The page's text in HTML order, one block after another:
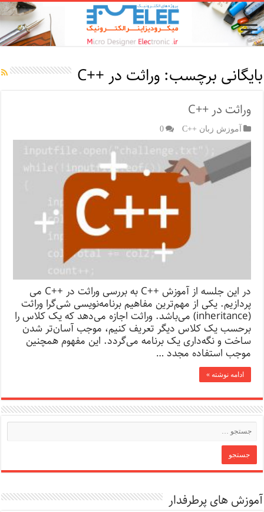
بایگانی برچسب:وراثت در ++C
وراثت در ++C
آموزش زبان ++C 0
در این جلسه از آموزش ++C به بررسی وراثت در ++C می
پردازیم. یکی از مهم‌ترین مفاهیم برنامه‌نویسی شی‌گرا وراثت
(inheritance) می‌باشد. وراثت اجازه می‌دهد که یک کلاس را
برحسب یک کلاس دیگر تعریف کنیم، موجب آسان‌تر شدن
ساخت و نگه‌داری یک برنامه می‌گردد. این مفهوم همچنین
موجب استفاده مجدد …
ادامه نوشته »
آموزش های پرطرفدار